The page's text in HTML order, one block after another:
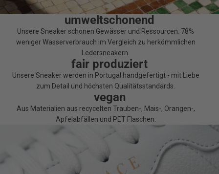
umweltschonend
Unsere Sneaker schonen Gewässer und Ressourcen. 78%
weniger Wasserverbrauch im Vergleich zu herkömmlichen
Ledersneakern.
fair produziert
Unsere Sneaker werden in Portugal handgefertigt - mit Liebe
zum Detail und höchsten Qualitätsstandards.
vegan
Aus Materialien aus recycelten Trauben-, Mais-, Orangen-,
Apfelabfällen und PET Flaschen.